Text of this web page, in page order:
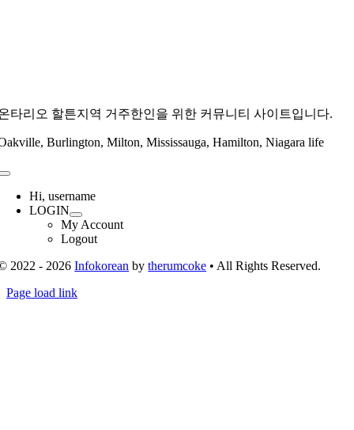
타리오 할튼지역 거주한인을 위한 커뮤니티 사이트입니다.
Burlington, Milton, Mississauga, Hamilton, Niagara life
Toggle
NavigationHi, username
LOGIN
My Account
Logout
2022 - 2026Infokorean bytherumcoke • All Rights Reserved.
Toggle
Page load link